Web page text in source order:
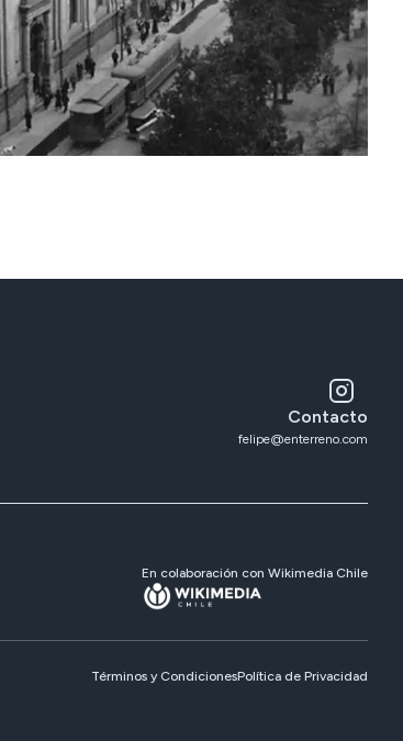
Contacto
felipe@enterreno.com
En colaboración con Wikimedia Chile
Términos y CondicionesPolítica de Privacidad